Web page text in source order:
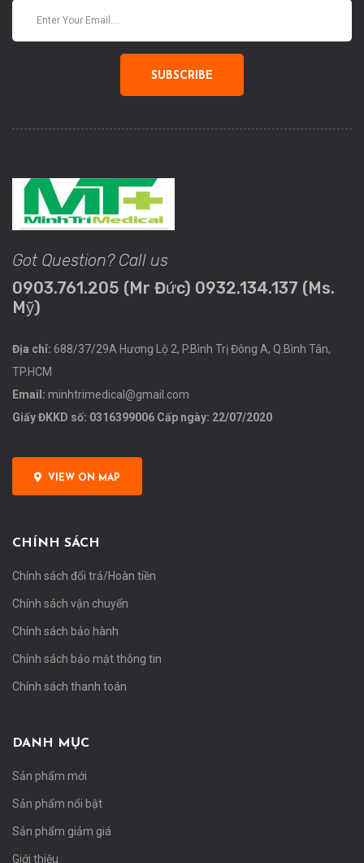
SUBSCRIBE
Got Question? Call us
0903.761.205 (Mr Đức) 0932.134.137 (Ms.
Mỹ)
Địa chỉ: 688/37/29A Hương Lộ 2, P.Bình Trị Đông A, Q.Bình Tân,
TP.HCM
Email: minhtrimedical@gmail.com
Giấy ĐKKD số: 0316399006 Cấp ngày: 22/07/2020
VIEW ON MAP
CHÍNH SÁCH
Chính sách đổi trả/Hoàn tiền
Chính sách vận chuyển
Chính sách bảo hành
Chính sách bảo mật thông tin
Chính sách thanh toán
DANH MỤC
Sản phẩm mới
Sản phẩm nổi bật
Sản phẩm giảm giá
Giới thiệu